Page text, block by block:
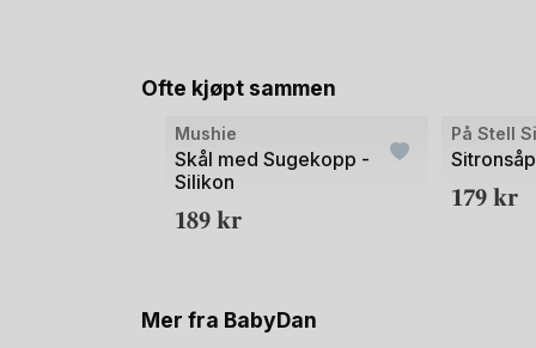
Ofte kjøpt sammen
Bilde
av
Mushie
Skål med Sugekopp -
Silikon
189kr
Bilde
av
På Stell
179kr
Mer fra BabyDan